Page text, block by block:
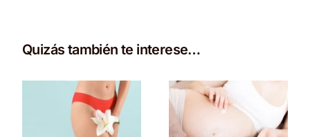
Quizás también te interese…